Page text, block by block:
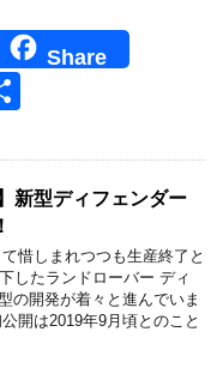
Share
新型ディフェンダー
惜しまれつつも生産終了と
したランドローバー ディ
の開発が着々と進んでいま
開は2019年9月頃とのこと